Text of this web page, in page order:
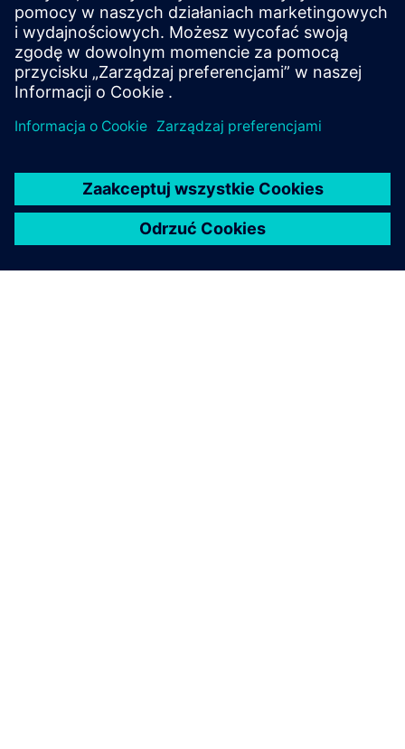
cloud access. Improves visibility, reduces inefficiencies, and
enables faster, smarter decision-making.
Dowiedz się więcej